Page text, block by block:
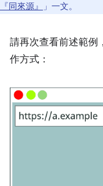
『同來源』
」一文。
請再次查看前述範例
作方式：